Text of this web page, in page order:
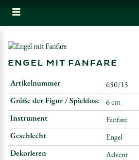
ENGEL MIT FANFARE
Artikelnummer
650/15
Größe der Figur / Spieldose
6 cm
Instrument
Fanfare
Geschlecht
Engel
Dekorieren
Advent